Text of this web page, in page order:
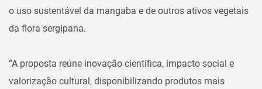
o uso sustentável da mangaba e de outros ativos vegetais
da flora sergipana.
“A proposta reúne inovação científica, impacto social e
valorização cultural, disponibilizando produtos mais